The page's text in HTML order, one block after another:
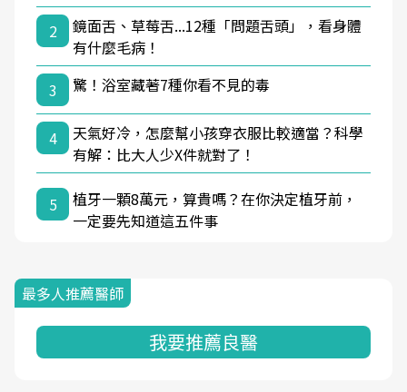
2
鏡面舌、草莓舌...12種「問題舌頭」，看身體
有什麼毛病！
3
驚！浴室藏著7種你看不見的毒
4
天氣好冷，怎麼幫小孩穿衣服比較適當？科學
有解：比大人少X件就對了！
5
植牙一顆8萬元，算貴嗎？在你決定植牙前，
一定要先知道這五件事
最多人推薦醫師
我要推薦良醫